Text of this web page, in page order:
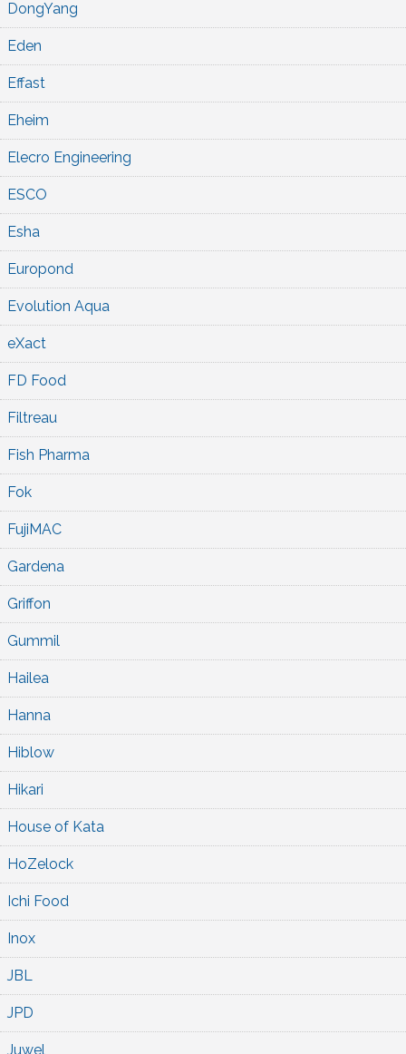
DongYang
Eden
Effast
Eheim
Elecro Engineering
ESCO
Esha
Europond
Evolution Aqua
eXact
FD Food
Filtreau
Fish Pharma
Fok
FujiMAC
Gardena
Griffon
Gummil
Hailea
Hanna
Hiblow
Hikari
House of Kata
HoZelock
Ichi Food
Inox
JBL
JPD
Juwel